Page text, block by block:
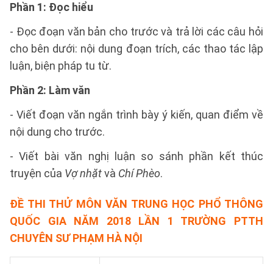
Phần 1: Đọc hiểu
- Đọc đoạn văn bản cho trước và trả lời các câu hỏi
cho bên dưới: nội dung đoạn trích, các thao tác lập
luận, biện pháp tu từ.
Phần 2: Làm văn
- Viết đoạn văn ngắn trình bày ý kiến, quan điểm về
nội dung cho trước.
- Viết bài văn nghị luận so sánh phần kết thúc
truyện của Vợ nhặtvà Chí Phèo.
ĐỀ THI THỬ MÔN VĂN TRUNG HỌC PHỔ THÔNG
QUỐC GIA NĂM 2018 LẦN 1 TRƯỜNG PTTH
CHUYÊN SƯ PHẠM HÀ NỘI